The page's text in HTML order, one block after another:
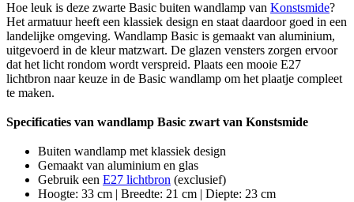
Hoe leuk is deze zwarte Basic buiten wandlamp van Konstsmide?
Het armatuur heeft een klassiek design en staat daardoor goed in een
landelijke omgeving. Wandlamp Basic is gemaakt van aluminium,
uitgevoerd in de kleur matzwart. De glazen vensters zorgen ervoor
dat het licht rondom wordt verspreid. Plaats een mooie E27
lichtbron naar keuze in de Basic wandlamp om het plaatje compleet
te maken.
Specificaties van wandlamp Basic zwart van Konstsmide
Buiten wandlamp met klassiek design
Gemaakt van aluminium en glas
Gebruik een E27 lichtbron (exclusief)
Hoogte: 33 cm | Breedte: 21 cm | Diepte: 23 cm